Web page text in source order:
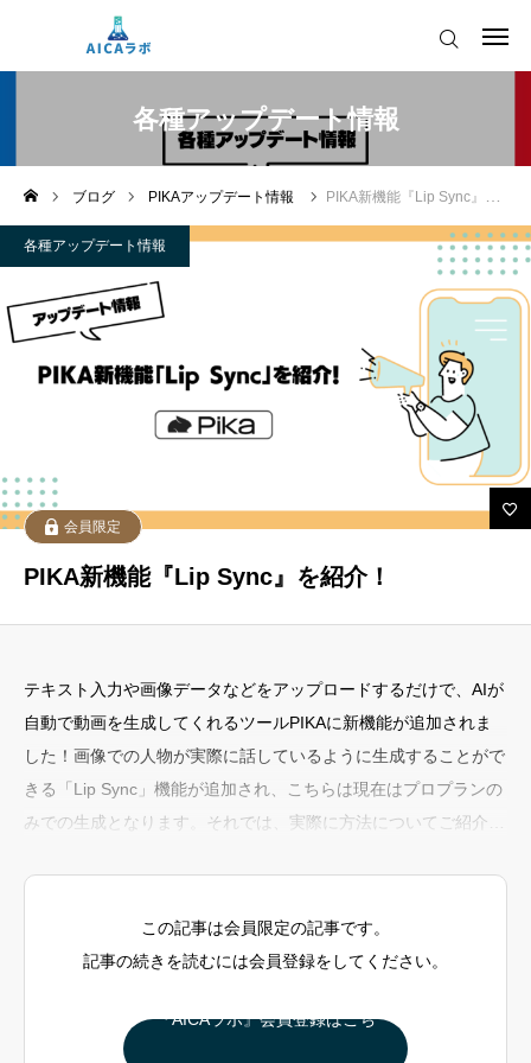
各種アップデート情報
ブログ PIKAアップデート情報 PIKA新機能『Lip Sync』を紹介！
各種アップデート情報
会員限定
PIKA新機能『Lip Sync』を紹介！
テキスト入力や画像データなどをアップロードするだけで、AIが
自動で動画を生成してくれるツールPIKAに新機能が追加されま
した！画像での人物が実際に話しているように生成することがで
きる「Lip Sync」機能が追加され、こちらは現在はプロプランの
みでの生成となります。それでは、実際に方法についてご紹介い
を選択①に実際に話す内容を入力。②ダイヤマークを押し、生成
することが可能となります！
この記事は会員限定の記事です。
記事の続きを読むには会員登録をしてください。
『AICAラボ』会員登録はこち
AIツールアップデート情報
AICAをご契約の皆様へ
AIツールアップデート情報
運営会社